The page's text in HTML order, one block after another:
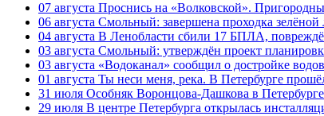
07 августа Проснись на «Волковской».
06 августа Смольный: завершена проходка
04 августа В Ленобласти сбили 17 БПЛА,
03 августа Смольный: утверждён проект
03 августа «Водоканал» сообщил о достройке
01 августа Ты неси меня, река. В Петербурге
31 июля Особняк Воронцова-Дашкова в
29 июля В центре Петербурга открылась